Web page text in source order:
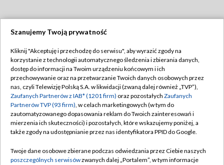
TVP
Abonament TVP
Emisja w TVP
Centrum informacji TVP
Naziemna Telewizja Cyfrowa
Rada Programowa
Regulamin TVP
Polityka prywatności
Moje zgody
Pomoc
Kontakt
Szanujemy Twoją prywatność
Kliknij "Akceptuję i przechodzę do serwisu", aby wyrazić zgody na
korzystanie z technologii automatycznego śledzenia i zbierania danych,
dostęp do informacji na Twoim urządzeniu końcowym i ich
przechowywanie oraz na przetwarzanie Twoich danych osobowych przez
nas, czyli Telewizję Polską S.A. w likwidacji (zwaną dalej również „TVP”),
Zaufanych Partnerów z IAB* (1201 firm) oraz pozostałych Zaufanych
Partnerów TVP (93 firm), w celach marketingowych (w tym do
zautomatyzowanego dopasowania reklam do Twoich zainteresowań i
mierzenia ich skuteczności) i pozostałych, które wskazujemy poniżej, a
także zgody na udostępnianie przez nas identyfikatora PPID do Google.
Twoje dane osobowe zbierane podczas odwiedzania przez Ciebie naszych
poszczególnych serwisówzwanych dalej „Portalem”, w tym informacje